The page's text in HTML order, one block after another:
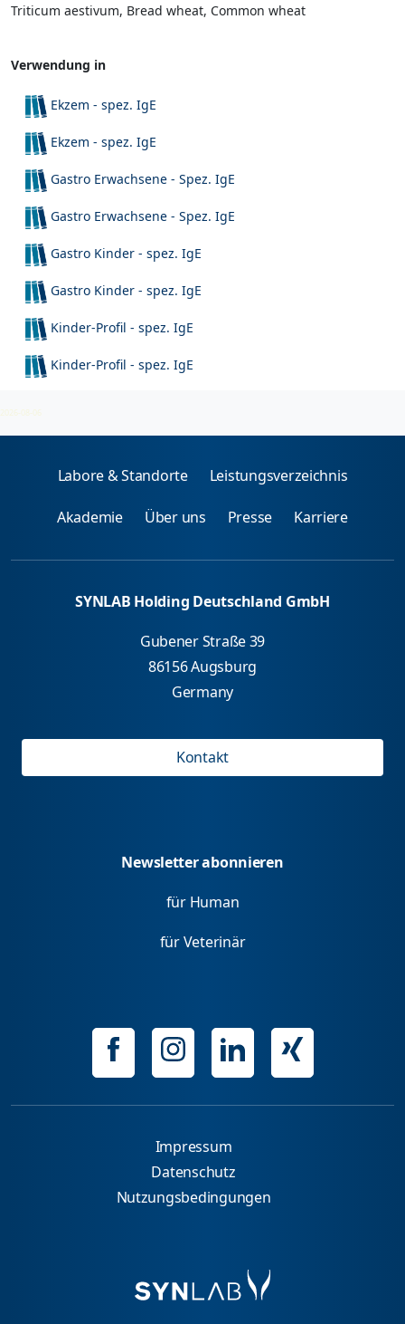
Triticum aestivum, Bread wheat, Common wheat
Verwendung in
Ekzem - spez. IgE
Ekzem - spez. IgE
Gastro Erwachsene - Spez. IgE
Gastro Erwachsene - Spez. IgE
Gastro Kinder - spez. IgE
Gastro Kinder - spez. IgE
Kinder-Profil - spez. IgE
Kinder-Profil - spez. IgE
2026-08-06
Labore & Standorte Leistungsverzeichnis
Akademie Über uns Presse Karriere
SYNLAB Holding Deutschland GmbH
Gubener Straße 39
86156 Augsburg
Germany
Kontakt
Newsletter abonnieren
für Human
für Veterinär
Impressum
Datenschutz
Nutzungsbedingungen